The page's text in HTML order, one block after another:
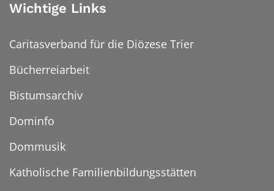
Wichtige Links
Caritasverband für die Diözese Trier
Bücherreiarbeit
Bistumsarchiv
Dominfo
Dommusik
Katholische Familienbildungsstätten